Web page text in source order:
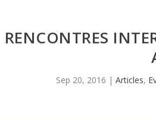
RENCONTRES
Sep 20, 2016 | Articles,